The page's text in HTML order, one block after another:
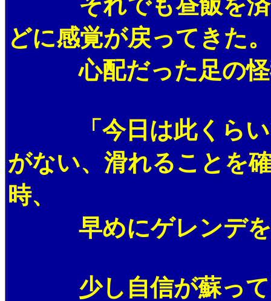
どに感覚が戻ってきた
心配だった足の怪我
「今日は此くらいで
がない、滑れることを
時、
早めにゲレンデを離
少し自信が蘇ってき